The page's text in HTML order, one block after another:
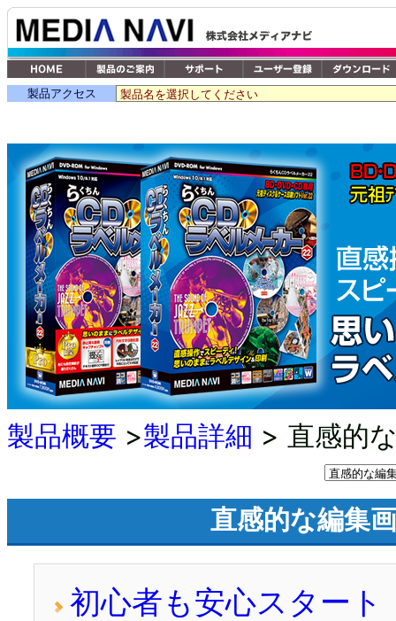
製品アクセス
製品概要 >製品詳細 > 直感的
直感的な編集
初心者も安心スタート